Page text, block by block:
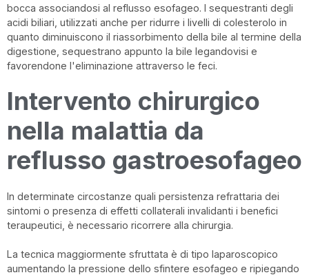
bocca associandosi al reflusso esofageo. I sequestranti degli
acidi biliari, utilizzati anche per ridurre i livelli di colesterolo in
quanto diminuiscono il riassorbimento della bile al termine della
digestione, sequestrano appunto la bile legandovisi e
favorendone l'eliminazione attraverso le feci.
Intervento chirurgico
nella malattia da
reflusso gastroesofageo
In determinate circostanze quali persistenza refrattaria dei
sintomi o presenza di effetti collaterali invalidanti i benefici
teraupeutici, è necessario ricorrere alla chirurgia.
La tecnica maggiormente sfruttata è di tipo laparoscopico
aumentando la pressione dello sfintere esofageo e ripiegando